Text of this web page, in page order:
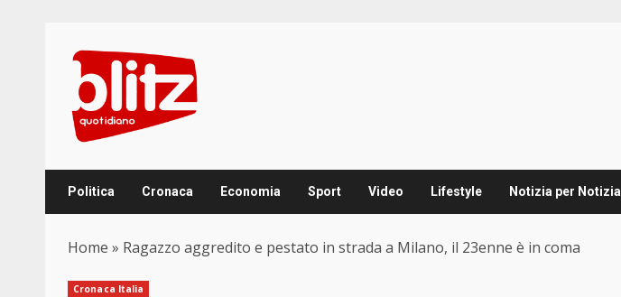
content
Politica Cronaca Economia Sport Video Lifestyle Notizia per Notizia
Home » Ragazzo aggredito e pestato in strada a Milano, il 23enne è in coma
Cronaca Italia